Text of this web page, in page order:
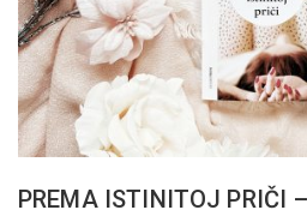
PREMA ISTINITOJ PRIČI